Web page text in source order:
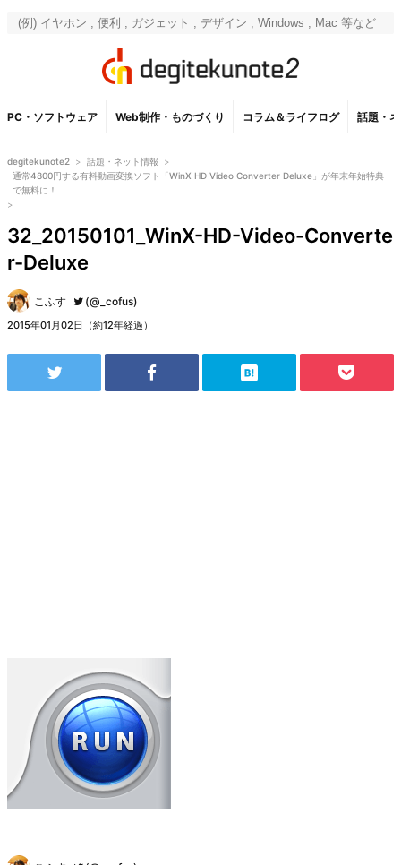
PC・ソフトウェア Web制作・ものづくり コラム＆ライフログ 話題・
degitekunote2 > 話題・ネット情報
>
通常4800円する有料動画変換ソフト「WinX HD Video Converter Deluxe」が年末年始特典
で無料に！
>
32_20150101_WinX-HD-Video-Converte
r-Deluxe
こふす (@_cofus)
2015年01月02日（約12年経過）